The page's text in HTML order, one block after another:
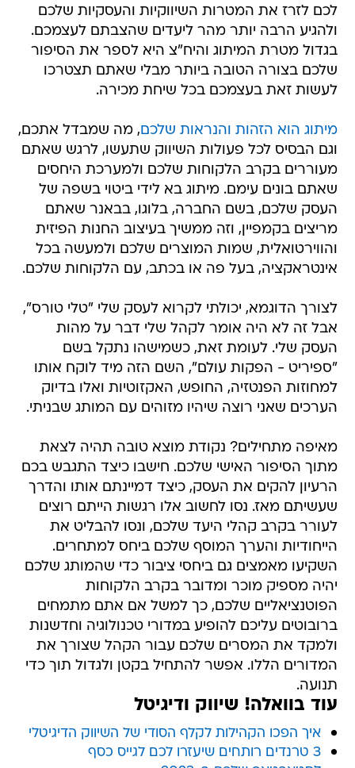
לכם לזרז את המטרות השיווקיות והעסקיות שלכם
ולהגיע הרבה יותר מהר ליעדים שהצבתם לעצמכם.
בגדול מטרת המיתוג והיח"צ היא לספר את הסיפור
שלכם בצורה הטובה ביותר מבלי שאתם תצטרכו
לעשות זאת בעצמכם בכל שיחת מכירה.
מיתוג הוא הזהות והנראות שלכם, מה שמבדל אתכם,
וגם הבסיס לכל פעולות השיווק שתעשו, לרגש שאתם
מעוררים בקרב הלקוחות שלכם ולמערכת היחסים
שאתם בונים עימם. מיתוג בא לידי ביטוי בשפה של
העסק שלכם, בשם החברה, בלוגו, בבאנר שאתם
מריצים בקמפיין, וזה ממשיך בעיצוב החנות הפיזית
והווירטואלית, שמות המוצרים שלכם ולמעשה בכל
אינטראקציה, בעל פה או בכתב, עם הלקוחות שלכם.
לצורך הדוגמא, יכולתי לקרוא לעסק שלי "טלי טורס",
אבל זה לא היה אומר לקהל שלי דבר על מהות
העסק שלי. לעומת זאת, כשמישהו נתקל בשם
"ספיריט - הפקות עולם", השם הזה מיד לוקח אותו
למחוזות הפנטזיה, החופש, האקזוטיות ואלו בדיוק
הערכים שאני רוצה שיהיו מזוהים עם המותג שבניתי.
מאיפה מתחילים? נקודת מוצא טובה תהיה לצאת
מתוך הסיפור האישי שלכם. חישבו כיצד התגבש בכם
הרעיון להקים את העסק, כיצד דמיינתם אותו והדרך
שעשיתם מאז. נסו לחשוב אלו רגשות הייתם רוצים
לעורר בקרב קהלי היעד שלכם, ונסו להבליט את
הייחודיות והערך המוסף שלכם ביחס למתחרים.
השקיעו מאמצים גם ביחסי ציבור כדי שהמותג שלכם
יהיה מספיק מוכר ומדובר בקרב הלקוחות
הפוטנציאליים שלכם, כך למשל אם אתם מתמחים
ברובוטים עליכם להופיע במדורי טכנולוגיה וחדשנות
ולמקד את המסרים שלכם עבור הקהל שצורך את
המדורים הללו. אפשר להתחיל בקטן ולגדול תוך כדי
תנועה.
עוד בוואלה! שיווק ודיגיטל
איך הפכו הקהילות לקלף הסודי של השיווק הדיגיטלי
3 טרנדים רותחים שיעזרו לכם לגייס כסף